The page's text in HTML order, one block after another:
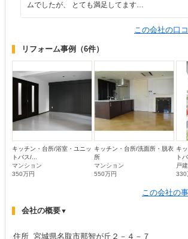
ムでしたが、 とても満足してます…
この会社の口
リフォーム事例 （6件）
キッチン・台所/浴室・ユニッ
トバス/...
マンション
350万円
キッチン・台所/洗面所・脱衣
所
マンション
550万円
キ
ト
戸
330
この会社の
会社の概要▼
住所 宮城県名取市那智が丘２－４－７